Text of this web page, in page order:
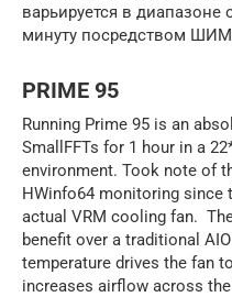
варьируется в диапазоне
минуту посредством
PRIME 95
Running Prime 95 is an
SmallFFTs for 1 hour in a
environment. Took note of
HWinfo64 monitoring since
actual VRM cooling fan.
benefit over a traditional
temperature drives the fan
increases airflow across